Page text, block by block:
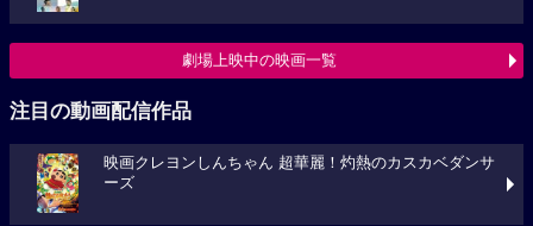
劇場上映中の映画一覧
注目の動画配信作品
映画クレヨンしんちゃん 超華麗！灼熱のカスカベダンサ
ーズ